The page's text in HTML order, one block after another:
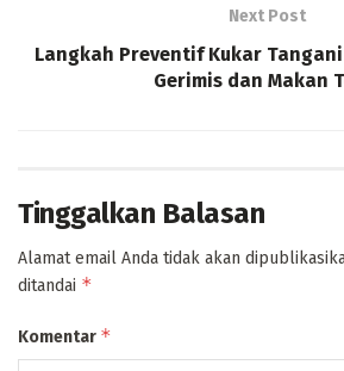
Next Post
Langkah Preventif Kukar
Gerimis dan Makan
Tinggalkan Balasan
Alamat email Anda tidak akan
ditandai *
Komentar *